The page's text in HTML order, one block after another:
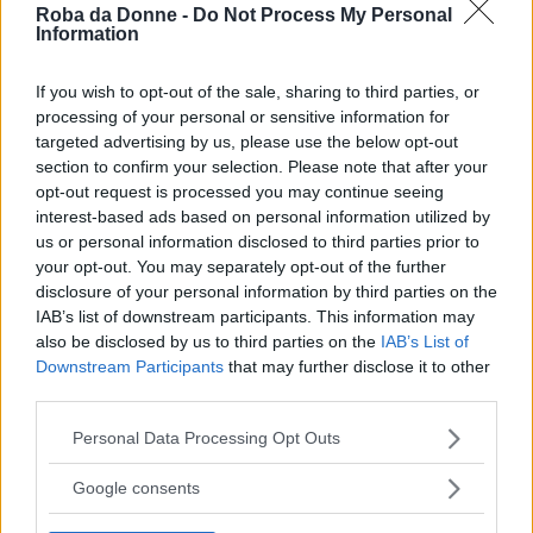
Roba da Donne - Do Not Process My Personal
Information
If you wish to opt-out of the sale, sharing to third parties, or
processing of your personal or sensitive information for
targeted advertising by us, please use the below opt-out
section to confirm your selection. Please note that after your
opt-out request is processed you may continue seeing
interest-based ads based on personal information utilized by
us or personal information disclosed to third parties prior to
your opt-out. You may separately opt-out of the further
disclosure of your personal information by third parties on the
IAB’s list of downstream participants. This information may
also be disclosed by us to third parties on the IAB’s List of
Downstream Participants that may further disclose it to other
Please note that this website/app uses one or more Google
not limited to your visit or usage behaviour. You may click to
Personal Data Processing Opt Outs
Google consents
Iniziamo preparando gli gnocchetti sardi.
fontana. Sciogliete il sale nell’acqua
tipieda e versatela al centro della fontana
poco per volta. Impastate il tutto e lavorate
bene l’impasto fino a renderlo compatto e
sodo.
Formate una palla con l’impasto e
lasciatela riposare per 30 minuti avvolta in
procedete a formare i vostri gnocchetti.
Ora preparate il ragù. Lavate le salsicce e
sbriciolatele. In una padella versate l’olio